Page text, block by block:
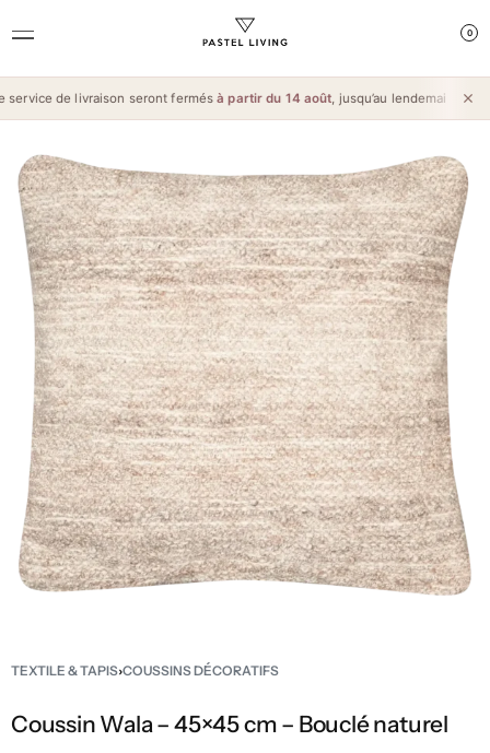
0
de livraison seront fermésà partir du 14 août, jusqu’au lendemain de l’
TEXTILE & TAPIS›COUSSINS DÉCORATIFS
Coussin Wala – 45×45 cm – Bouclé naturel